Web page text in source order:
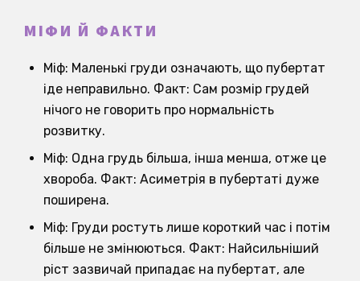
МІФИ Й ФАКТИ
Міф: Маленькі груди означають, що пубертат
іде неправильно. Факт: Сам розмір грудей
нічого не говорить про нормальність
розвитку.
Міф: Одна грудь більша, інша менша, отже це
хвороба. Факт: Асиметрія в пубертаті дуже
поширена.
Міф: Груди ростуть лише короткий час і потім
більше не змінюються. Факт: Найсильніший
ріст зазвичай припадає на пубертат, але